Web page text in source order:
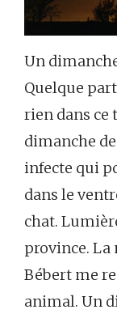
Un
Quelque
rien dans ce
dimanche
infecte qui
dans le
chat.
province. La
Bébert me
animal. Un